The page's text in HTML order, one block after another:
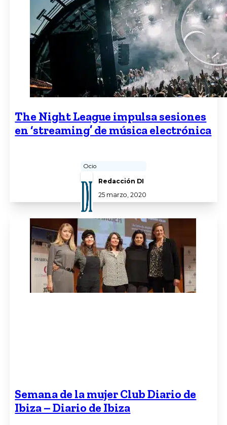
The Night League impulsa sesiones
en ‘streaming’ de música electrónica
Ocio
Redacción DI
25 marzo, 2020
Semana de la mujer Club Diario de
Ibiza – Diario de Ibiza